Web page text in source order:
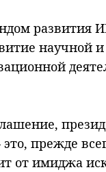
развития
научной
прежде
от имиджа